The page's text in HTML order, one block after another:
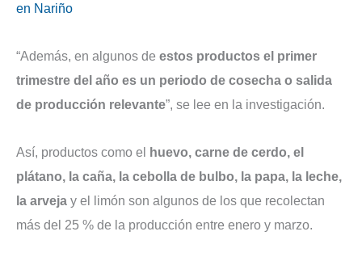
en Nariño
“Además, en algunos de estos productos el primer
trimestre del año es un periodo de cosecha o salida
de producción relevante”, se lee en la investigación.
Así, productos como el
huevo, carne de cerdo, el
plátano, la caña, la cebolla de bulbo, la papa, la leche,
la arveja y el limón son algunos de los que recolectan
más del 25 % de la producción entre enero y marzo.